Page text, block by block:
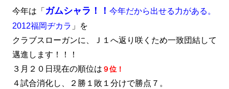
今年は「 ガムシャラ！！ 今年だから出せる力がある。
2012福岡ヂカラ 」を
クラブスローガンに、Ｊ１へ返り咲くため一致団結して
邁進します！！！
３月２０日現在の順位は ９位！
４試合消化し、２勝１敗１分けで勝点７。